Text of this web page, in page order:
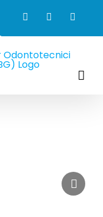
FacebookInstagram